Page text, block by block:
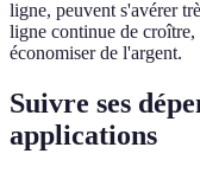
ligne, peuvent s'avérer
ligne continue de
économiser de l'argent.
Suivre ses
applications